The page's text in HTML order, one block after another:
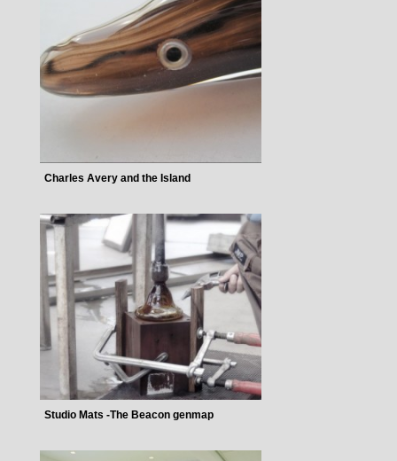
Charles Avery and the Island
Studio Mats -The Beacon genmap